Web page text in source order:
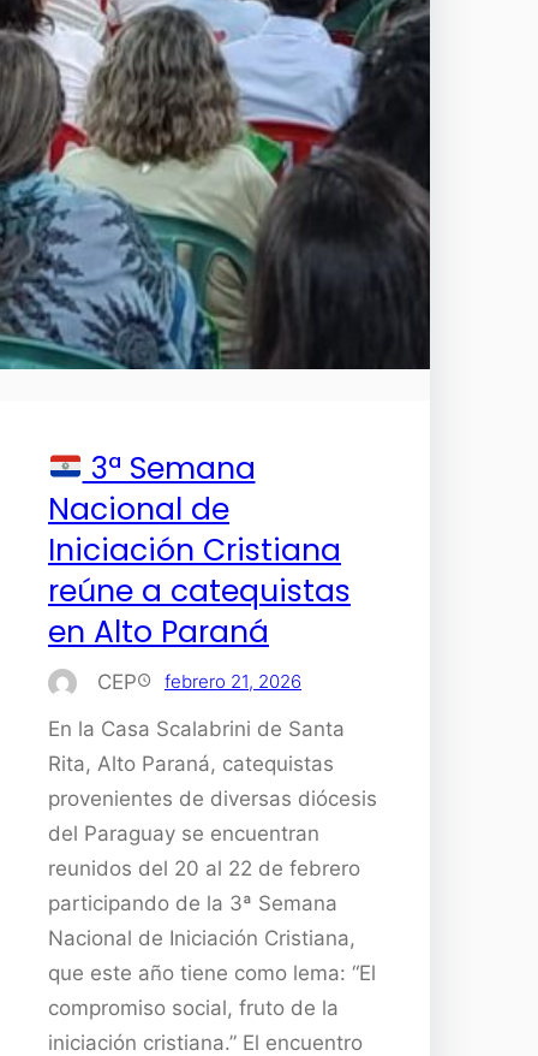
3ª Semana
Nacional de
Iniciación Cristiana
reúne a catequistas
en Alto Paraná
CEP febrero 21, 2026
En la Casa Scalabrini de Santa
Rita, Alto Paraná, catequistas
provenientes de diversas diócesis
del Paraguay se encuentran
reunidos del 20 al 22 de febrero
participando de la 3ª Semana
Nacional de Iniciación Cristiana,
que este año tiene como lema: “El
compromiso social, fruto de la
iniciación cristiana.” El encuentro